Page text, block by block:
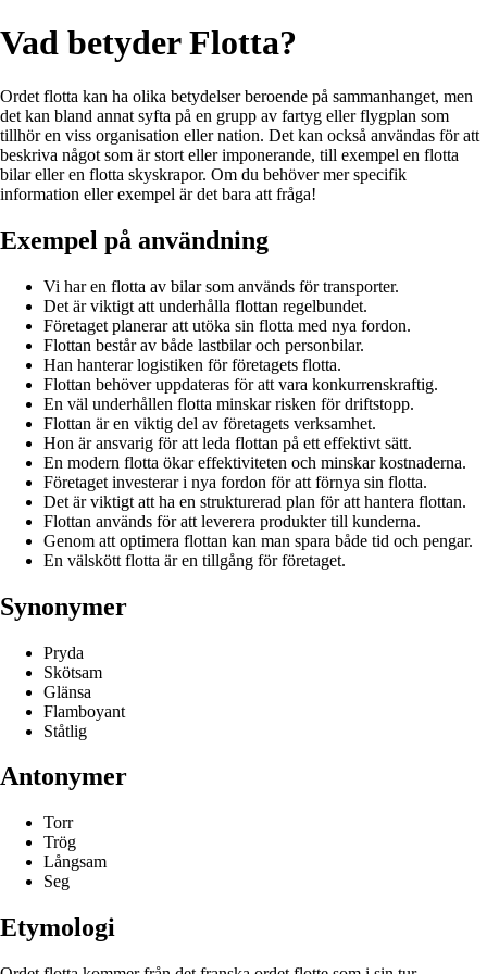
Vad betyder Flotta?
Ordet flotta kan ha olika betydelser beroende på sammanhanget, men
det kan bland annat syfta på en grupp av fartyg eller flygplan som
tillhör en viss organisation eller nation. Det kan också användas för att
beskriva något som är stort eller imponerande, till exempel en flotta
bilar eller en flotta skyskrapor. Om du behöver mer specifik
information eller exempel är det bara att fråga!
Exempel på användning
Vi har en flotta av bilar som används för transporter.
Det är viktigt att underhålla flottan regelbundet.
Företaget planerar att utöka sin flotta med nya fordon.
Flottan består av både lastbilar och personbilar.
Han hanterar logistiken för företagets flotta.
Flottan behöver uppdateras för att vara konkurrenskraftig.
En väl underhållen flotta minskar risken för driftstopp.
Flottan är en viktig del av företagets verksamhet.
Hon är ansvarig för att leda flottan på ett effektivt sätt.
En modern flotta ökar effektiviteten och minskar kostnaderna.
Företaget investerar i nya fordon för att förnya sin flotta.
Det är viktigt att ha en strukturerad plan för att hantera flottan.
Flottan används för att leverera produkter till kunderna.
Genom att optimera flottan kan man spara både tid och pengar.
En välskött flotta är en tillgång för företaget.
Synonymer
Pryda
Skötsam
Glänsa
Flamboyant
Ståtlig
Antonymer
Torr
Trög
Långsam
Seg
Etymologi